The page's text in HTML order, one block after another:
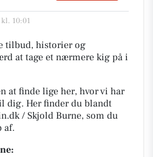
10:01
tilbud, historier og
at tage et nærmere kig på i
at finde lige her, hvor vi har
dig. Her finder du blandt
/ Skjold Burne, som du
af.